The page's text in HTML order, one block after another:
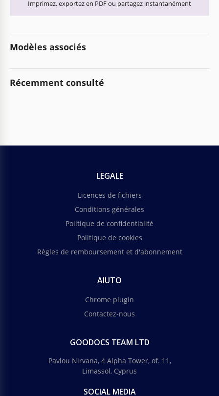
Imprimez, exportez en PDF ou partagez instantanément
Modèles associés
Récemment consulté
LEGALE
Licences de fichiers
Conditions générales
Politique de confidentialité
Politique de cookies
Règles de remboursement et d'abonnement
AIUTO
Chrome plugin
Contactez-nous
GOODOCS TEAM LTD
Pavlou Nirvana, 4 Alpha Tower, of. 11,
Limassol, Cyprus
SOCIAL MEDIA